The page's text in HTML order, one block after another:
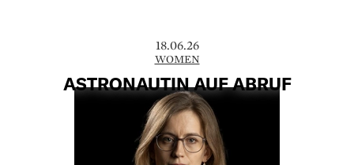
18.06.26
WOMEN
ASTRONAUTIN AUF ABRUF